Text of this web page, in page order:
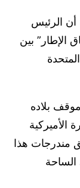
أن الرئيس
الإطار” بين
بلاده
الأميركية
مندرجات هذا
الساحة